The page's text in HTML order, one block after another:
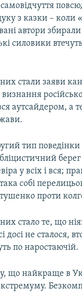
з казки – коли
автори
силовики
них стали заяви
аутсайдером, а
тип поведінки
у всіх і вся;
така собі
проти
стало те, що
досі не сталося,
по наростаючій.
що найкраще в